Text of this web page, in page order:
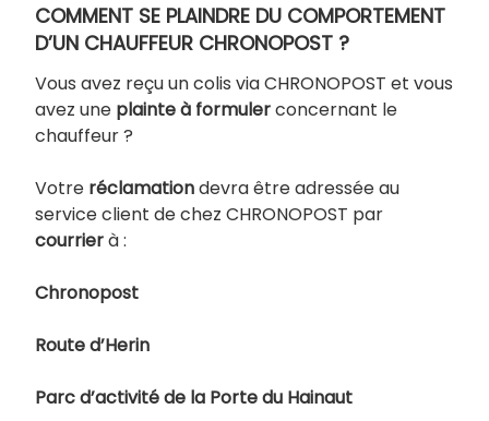
COMMENT SE PLAINDRE DU COMPORTEMENT
D’UN CHAUFFEUR CHRONOPOST ?
Vous avez reçu un colis via CHRONOPOST et vous
avez une plainte à formulerconcernant le
chauffeur ?
Votre réclamationdevra être adressée au
service client de chez CHRONOPOST par
courrierà :
Chronopost
Route d’Herin
Parc d’activité de la Porte du Hainaut